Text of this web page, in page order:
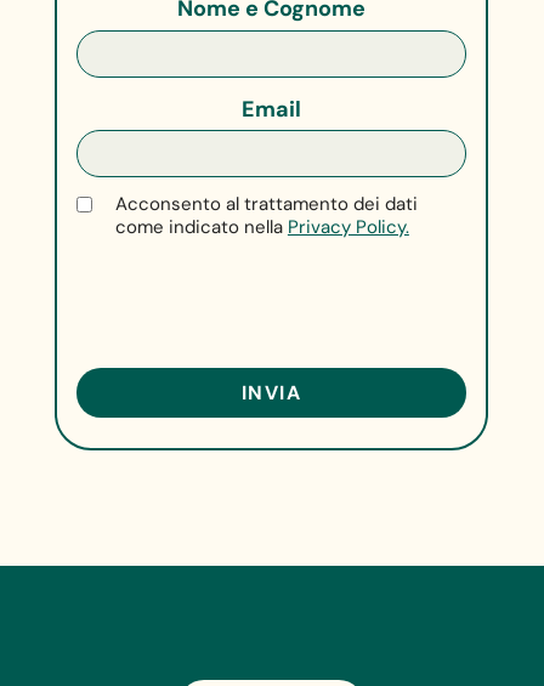
Nome e Cognome
Email
Acconsento al trattamento dei dati
come indicato nella Privacy Policy.